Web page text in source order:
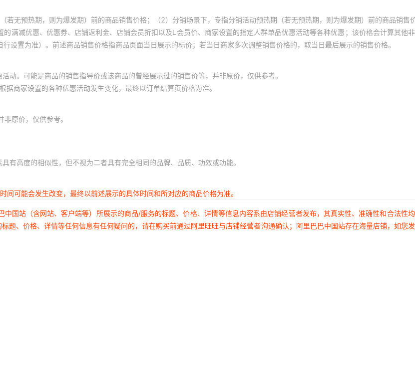
若无预热期，则为爆发期）前的商品销售价格；（2）分销场景下，专指分销活动预热期（若无预热期，则为爆发期）前的商品销售
满减优惠、优惠券、店铺返利金、店铺会员折扣以及L会员价、商家设置的指定人群单品优惠活动等各种优惠；该价格会计算其他
设置为准）。前述商品销售价格指商品页面当日展示的标价；若当日商家多次调整销售价格的，取当日最后展示的销售价格。
动。可能是商品的销售指导价或该商品的曾经展示过的销售价等，并非原价，仅供参考。
商家设置的各种优惠活动发生变化，最终以订单结算页价格为准。
原价，仅供参考。
有高度的相似性，但不视为二者具有完全相同的品牌、品质、功效或功能。
可能会发生改变，最终以前述展示的具体时间和所对应的商品价格为准。
国站（含网站、客户端等）所展示的商品/服务的标题、价格、详情等信息内容系由店铺经营者发布，其真实性、准确性和合法性
题、价格、详情等任何信息有任何疑问的，请在购买前通过阿里旺旺与店铺经营者沟通确认；阿里巴巴中国站存在海量店铺，如您